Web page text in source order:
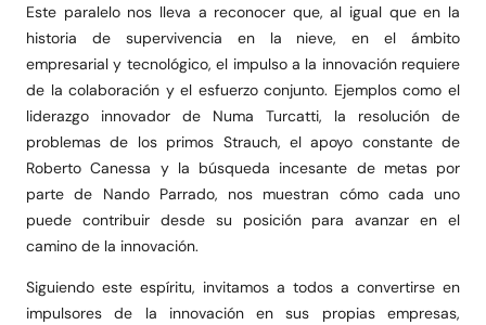
Este paralelo nos lleva a reconocer que, al igual que en la
historia de supervivencia en la nieve, en el ámbito
empresarial y tecnológico, el impulso a la innovación requiere
de la colaboración y el esfuerzo conjunto. Ejemplos como el
liderazgo innovador de Numa Turcatti, la resolución de
problemas de los primos Strauch, el apoyo constante de
Roberto Canessa y la búsqueda incesante de metas por
parte de Nando Parrado, nos muestran cómo cada uno
puede contribuir desde su posición para avanzar en el
camino de la innovación.
Siguiendo este espíritu, invitamos a todos a convertirse en
impulsores de la innovación en sus propias empresas,